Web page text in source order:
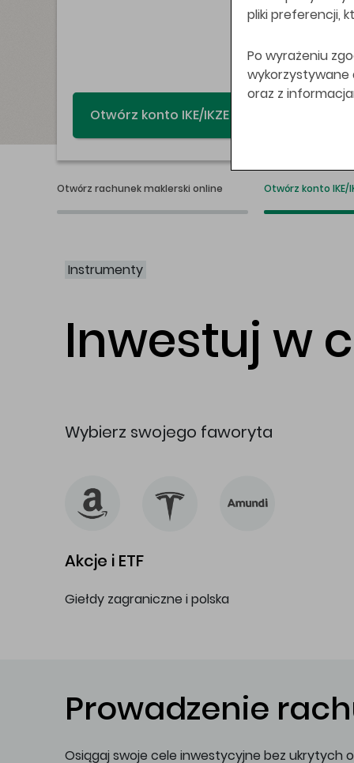
Świat bez swap
Otwórz rachunek maklerski online Otwórz konto IKE/
Instrumenty
Inwestuj w
Wybierz swojego faworyta
Akcje i ETF
Giełdy zagraniczne i polska
Prowadzenie
Osiągaj swoje cele inwestycyjne bez ukrytych
pliki preferencji,
Po wyrażeniu
wykorzystywane
oraz z